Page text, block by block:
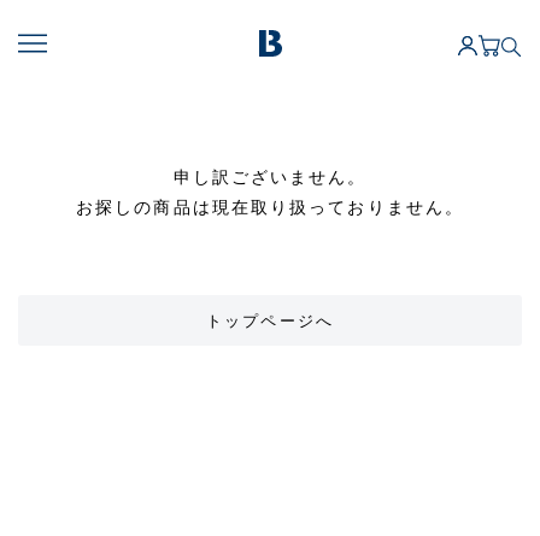
申し訳ございません。
お探しの商品は現在取り扱っておりません。
トップページへ